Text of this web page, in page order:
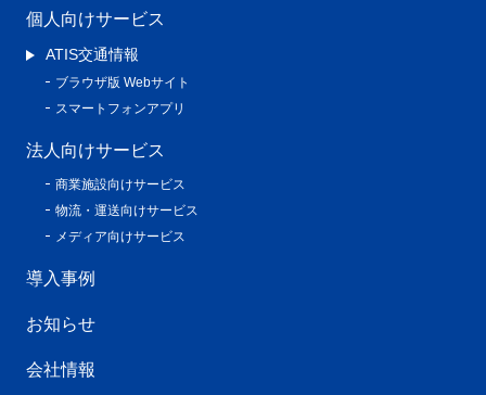
個人向けサービス
ATIS交通情報
ブラウザ版 Webサイト
スマートフォンアプリ
法人向けサービス
商業施設向けサービス
物流・運送向けサービス
メディア向けサービス
導入事例
お知らせ
会社情報